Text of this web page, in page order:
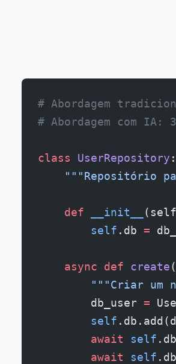
# Abordagem
# Abordagem com IA:
class UserRepository :
"""Repositório
    def
__init__
        self
.db =
    async
def create
"""Criar um
        db_user
=
        self
        await
self
        await
self